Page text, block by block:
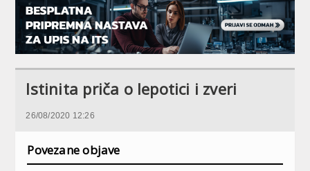
Istinita priča o lepotici i zveri
26/08/2020 12:26
Povezane objave